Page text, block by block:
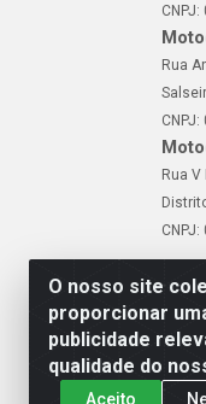
O nosso site
proporcionar
publicidade
qualidade do
Aceito
Rua
Rua